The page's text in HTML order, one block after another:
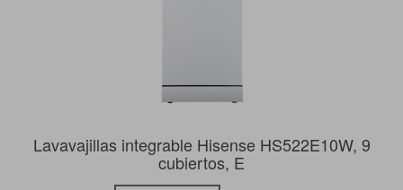
Lavavajillas integrable Hisense HS522E10W, 9
cubiertos, E